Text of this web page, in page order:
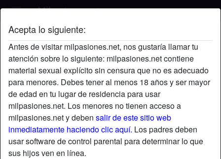
Acepta lo siguiente:
Antes de visitar milpasiones.net, nos gustaría llamar tu
atención sobre lo siguiente: milpasiones.net contiene
material sexual explícito sin censura que no es adecuado
para menores. Debes tener al menos 18 años y ser mayor
de edad en tu lugar de residencia para usar
milpasiones.net. Los menores no tienen acceso a
milpasiones.net y deben salir de este sitio web
inmediatamente haciendo clic aquí. Los padres deben
usar software de control parental para determinar lo que
sus hijos ven en línea.
Soytufresa's perfil